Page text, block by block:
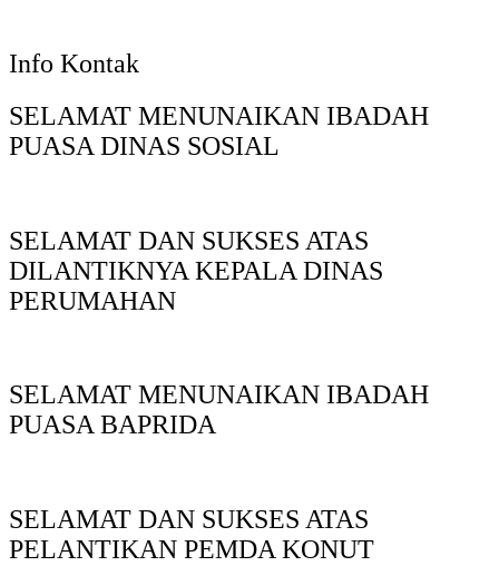
Info Kontak
SELAMAT MENUNAIKAN IBADAH
PUASA DINAS SOSIAL
SELAMAT DAN SUKSES ATAS
DILANTIKNYA KEPALA DINAS
PERUMAHAN
SELAMAT MENUNAIKAN IBADAH
PUASA BAPRIDA
SELAMAT DAN SUKSES ATAS
PELANTIKAN PEMDA KONUT